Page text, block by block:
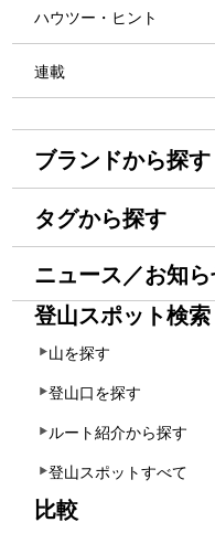
ハウツー・ヒント
連載
ブランドから探す
タグから探す
ニュース／お知
登山スポット検索
山を探す
登山口を探す
ルート紹介から探す
登山スポットすべて
比較